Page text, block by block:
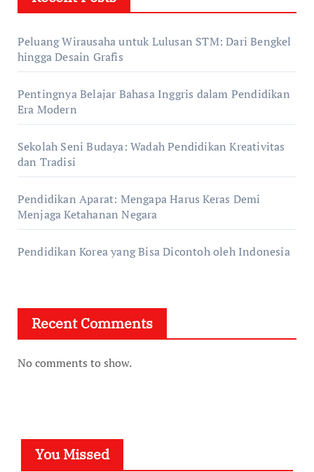
Peluang Wirausaha untuk Lulusan STM: Dari Bengkel
hingga Desain Grafis
Pentingnya Belajar Bahasa Inggris dalam Pendidikan
Era Modern
Sekolah Seni Budaya: Wadah Pendidikan Kreativitas
dan Tradisi
Pendidikan Aparat: Mengapa Harus Keras Demi
Menjaga Ketahanan Negara
Pendidikan Korea yang Bisa Dicontoh oleh Indonesia
Recent Comments
No comments to show.
You Missed